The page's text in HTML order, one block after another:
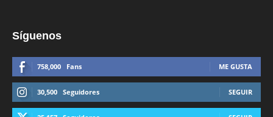
Síguenos
758,000 Fans ME GUSTA
30,500 Seguidores SEGUIR